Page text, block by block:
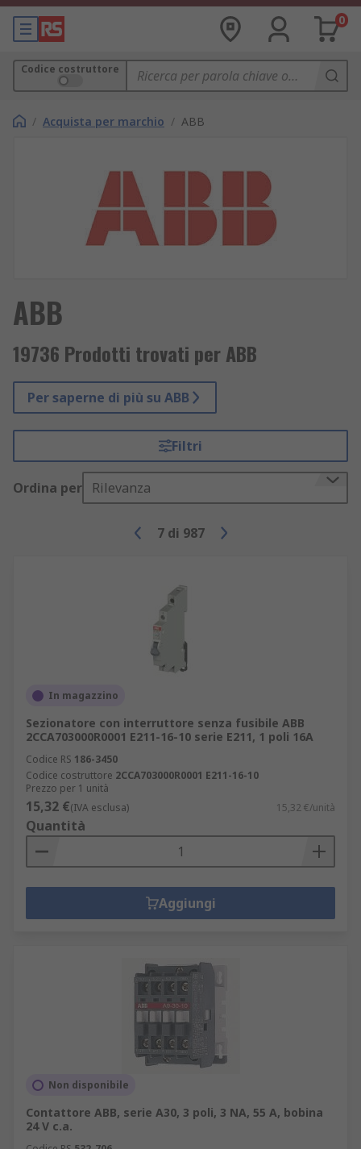
0
Codice costruttore
/ Acquista per marchio / ABB
ABB
19736 Prodotti trovati per ABB
Per saperne di più su ABB
Filtri
Ordina per Rilevanza
7 di 987
In magazzino
Sezionatore con interruttore senza fusibile ABB
2CCA703000R0001 E211-16-10 serie E211, 1 poli 16A
Codice RS 186-3450
Codice costruttore 2CCA703000R0001 E211-16-10
Prezzo per 1 unità
15,32 €(IVA esclusa) 15,32 €/unità
Quantità
Aggiungi
Non disponibile
Contattore ABB, serie A30, 3 poli, 3 NA, 55 A, bobina
24 V c.a.